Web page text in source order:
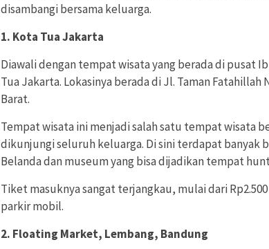
disambangi bersama keluarga.
1. Kota Tua Jakarta
Diawali dengan tempat wisata yang berada di pusat
Tua Jakarta. Lokasinya berada di Jl. Taman Fatahillah
Barat.
Tempat wisata ini menjadi salah satu tempat wisata
dikunjungi seluruh keluarga. Di sini terdapat banyak
Belanda dan museum yang bisa dijadikan tempat
Tiket masuknya sangat terjangkau, mulai dari
parkir mobil.
2. Floating Market, Lembang, Bandung